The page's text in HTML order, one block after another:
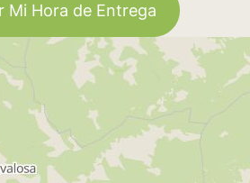
Mi Hora de Entrega